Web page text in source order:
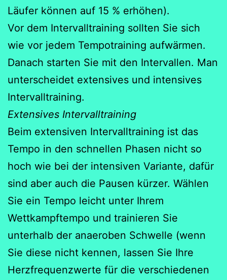
Läufer können auf 15 % erhöhen).
Vor dem Intervalltraining sollten Sie sich
wie vor jedem Tempotraining aufwärmen.
Danach starten Sie mit den Intervallen. Man
unterscheidet extensives und intensives
Intervalltraining.
Extensives Intervalltraining
Beim extensiven Intervalltraining ist das
Tempo in den schnellen Phasen nicht so
hoch wie bei der intensiven Variante, dafür
sind aber auch die Pausen kürzer. Wählen
Sie ein Tempo leicht unter Ihrem
Wettkampftempo und trainieren Sie
unterhalb der anaeroben Schwelle (wenn
Sie diese nicht kennen, lassen Sie Ihre
Herzfrequenzwerte für die verschiedenen